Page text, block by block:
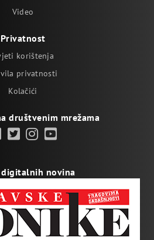
Video
Privatnost
korištenja
privatnosti
Kolačići
društvenim mrežama
novina